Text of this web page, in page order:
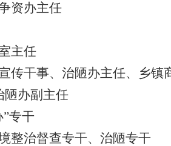
资办主任
主任
传干事、治陋办主任、乡镇
陋办副主任
”专干
整治督查专干、治陋专干